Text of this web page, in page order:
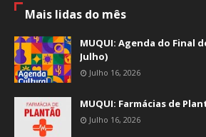
Mais lidas do mês
MUQUI: Agenda do Final
Julho)
Julho 16, 2026
MUQUI: Farmácias de
Julho 16, 2026